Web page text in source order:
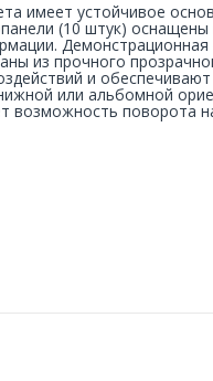
имеет устойчивое
(10 штук) оснащены
Демонстрационная
из прочного
и обеспечивают
или альбомной
возможность поворота